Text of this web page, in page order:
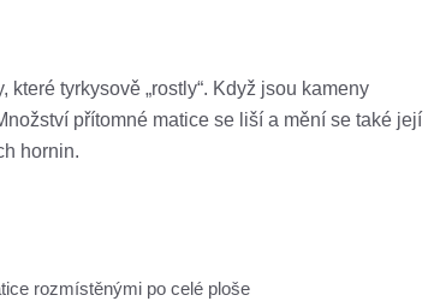
tyrkysově „rostly“. Když jsou kameny
přítomné matice se liší a mění se také její
hornin.
rozmístěnými po celé ploše